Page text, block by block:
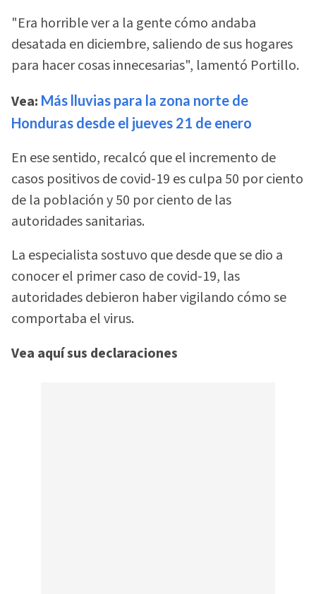
"Era horrible ver a la gente cómo andaba
desatada en diciembre, saliendo de sus hogares
para hacer cosas innecesarias", lamentó Portillo.
Vea: Más lluvias para la zona norte de
Honduras desde el jueves 21 de enero
En ese sentido, recalcó que el incremento de
casos positivos de covid-19 es culpa 50 por ciento
de la población y 50 por ciento de las
autoridades sanitarias.
La especialista sostuvo que desde que se dio a
conocer el primer caso de covid-19, las
autoridades debieron haber vigilando cómo se
comportaba el virus.
Vea aquí sus declaraciones